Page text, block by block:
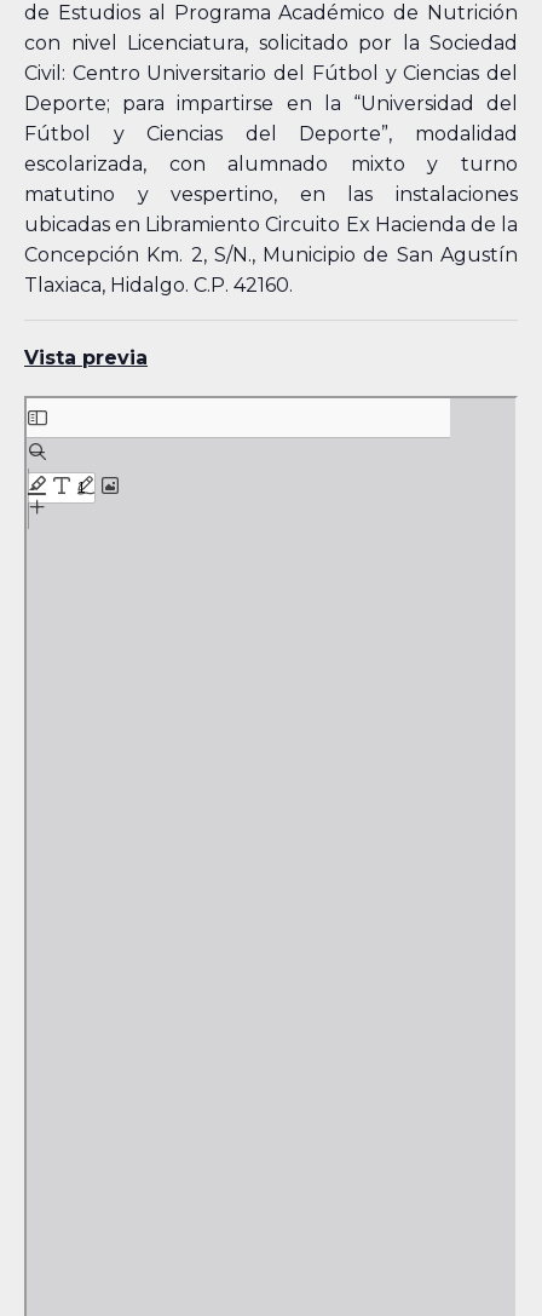
de Estudios al Programa Académico de Nutrición
con nivel Licenciatura, solicitado por la Sociedad
Civil: Centro Universitario del Fútbol y Ciencias del
Deporte; para impartirse en la “Universidad del
Fútbol y Ciencias del Deporte”, modalidad
escolarizada, con alumnado mixto y turno
matutino y vespertino, en las instalaciones
ubicadas en Libramiento Circuito Ex Hacienda de la
Concepción Km. 2, S/N., Municipio de San Agustín
Tlaxiaca, Hidalgo. C.P. 42160.
Vista previa
Skip
to
PDF
content